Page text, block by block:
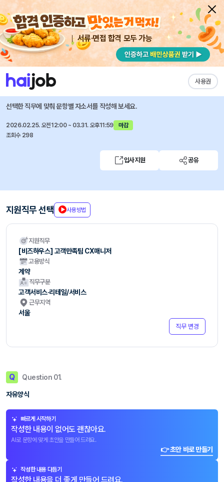
서류·면접 합격 모두 가능
사용권
채용공고 자소서 자유항목 자소서 내 작성목록
주식회사 미리디 즐겨찾기
2026년도 상반기 각 부문 채용
선택한 직무에 맞춰 문항별 자소서를 작성해 보세요.
2026.02.25. 오전12:00 ~ 03.31. 오후11:59
마감
조회수 298
입사지원 공유
지원직무 선택 사용방법
지원직무
[비즈하우스] 고객만족팀 CX매니저
고용방식
계약
직무구분
고객서비스·리테일/서비스
근무지역
서울
직무 변경
Q Question 01.
자유양식
빠르게 시작하기
작성한 내용이 없어도 괜찮아요.
AI로 문항에 맞게 초안을 만들어 드려요.
👉 초안 바로 만들기
작성한 내용 다듬기
작성한 내용을 더 좋게 만들어 드려요.